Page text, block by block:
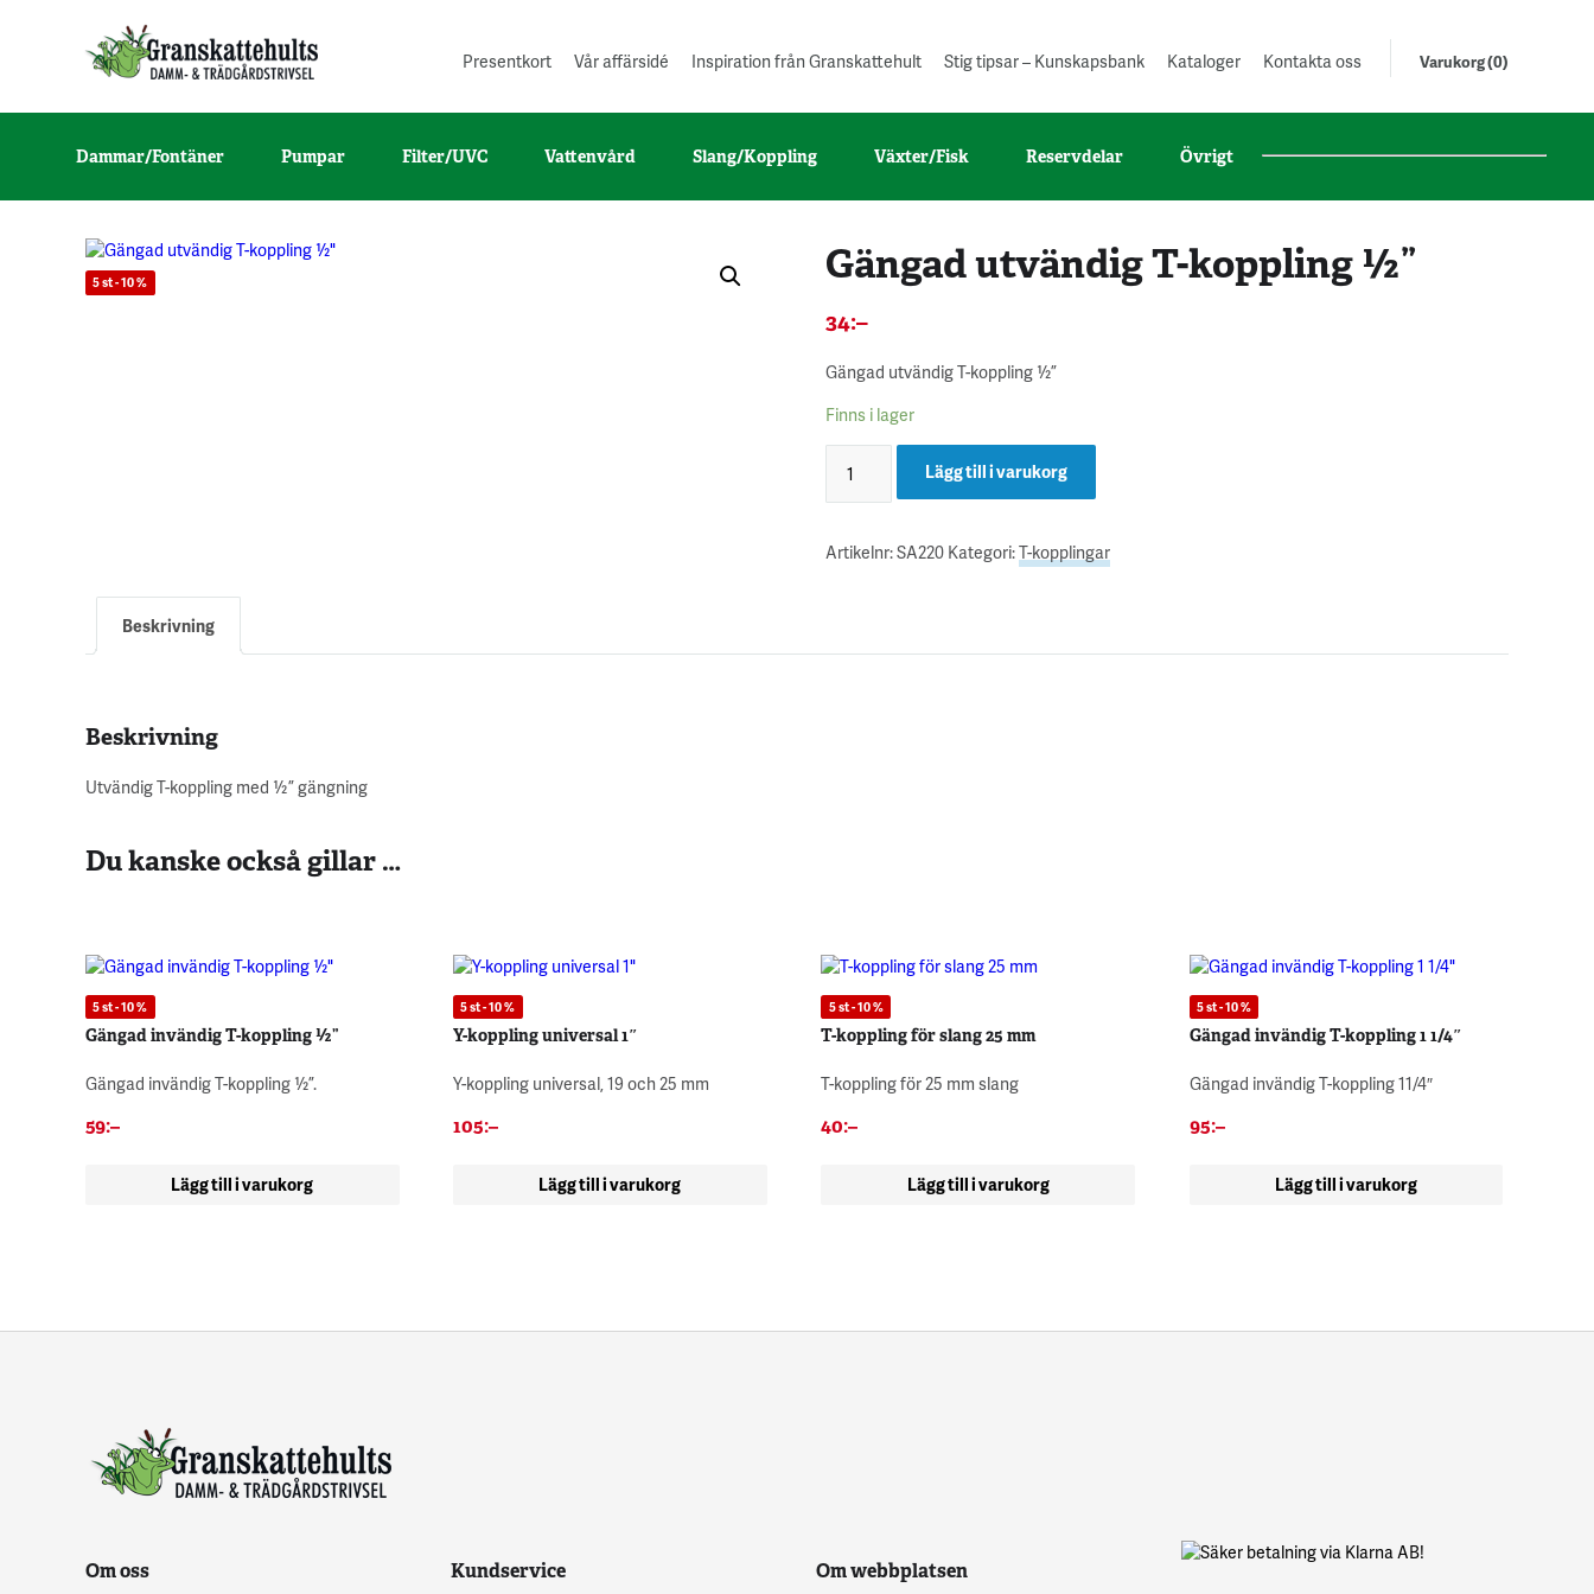
Varukorg (0)
Presentkort Vår affärsidé Inspiration från Granskattehult Stig tipsar – Kunskapsbank Kataloger Kontakta oss
Dammar/Fontäner Pumpar Filter/UVC Vattenvård Slang/Koppling Växter/Fisk Reservdelar Övrigt
5 st - 10 % Gängad utvändig T-koppling ½”
34:–
Gängad utvändig T-koppling ½”
Finns i lager
Lägg till i varukorg
Artikelnr:SA220 Kategori:T-kopplingar
Beskrivning
Beskrivning
Utvändig T-koppling med ½ ” gängning
Du kanske också gillar …
5 st - 10 %
Gängad invändig T-koppling ½”
Gängad invändig T-koppling ½”.
59:–
Lägg till i varukorg
5 st - 10 %
Y-koppling universal 1″
Y-koppling universal, 19 och 25 mm
105:–
Lägg till i varukorg
5 st - 10 %
T-koppling för slang 25 mm
T-koppling för 25 mm slang
40:–
Lägg till i varukorg
5 st - 10 %
Gängad invändig T-koppling 1 1/4″
Gängad invändig T-koppling 11/4″
95:–
Lägg till i varukorg
Om oss Kundservice Om webbplatsen